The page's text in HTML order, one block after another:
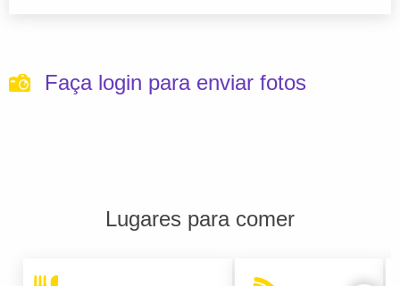
Faça login para enviar fotos
Lugares para comer